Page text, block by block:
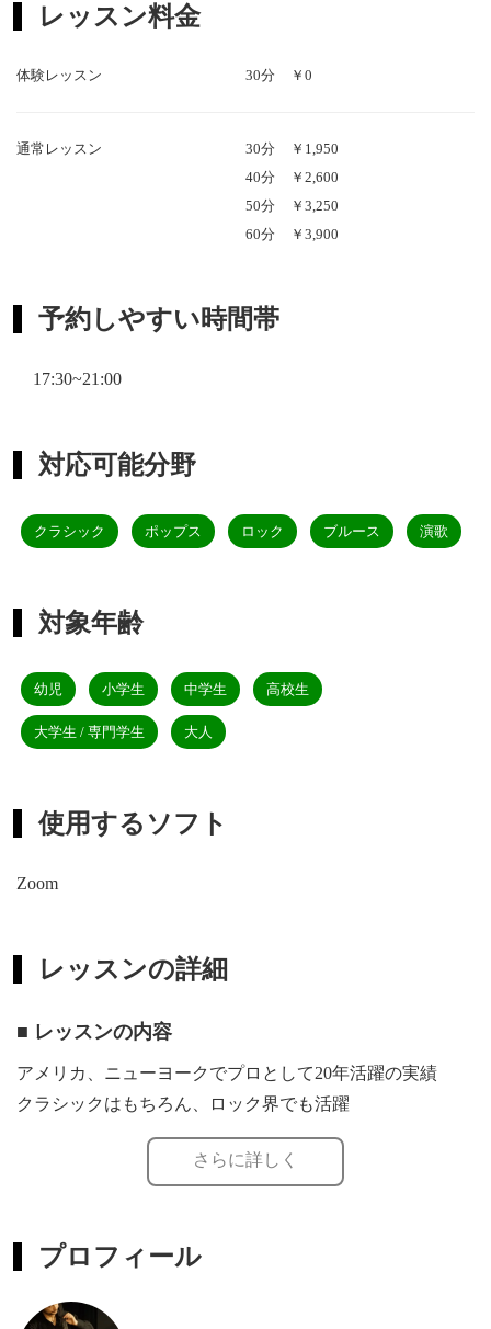
レッスン料金
体験レッスン 30分 ￥0
通常レッスン 30分
￥1,950
40分
￥2,600
50分
￥3,250
60分
￥3,900
予約しやすい時間帯
17:30~21:00
対応可能分野
クラシック ポップス ロック ブルース 演歌
対象年齢
幼児 小学生 中学生 高校生
大学生 / 専門学生 大人
使用するソフト
Zoom
レッスンの詳細
■ レッスンの内容
アメリカ、ニューヨークでプロとして20年活躍の実績
クラシックはもちろん、ロック界でも活躍
基本をバッチリ押さえて、好きな曲を弾こう
リズム、コードを使ったスケールやアルペジオのエキササ
初心者用オリジナルメソッド
さらに詳しく
プロフィール